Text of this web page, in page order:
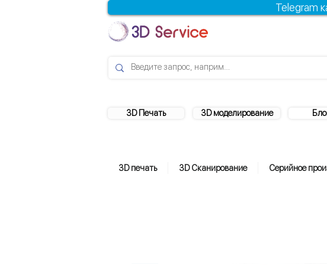
Telegram
3D Печать 3D моделирование
3D печать 3D Сканирование Серийное